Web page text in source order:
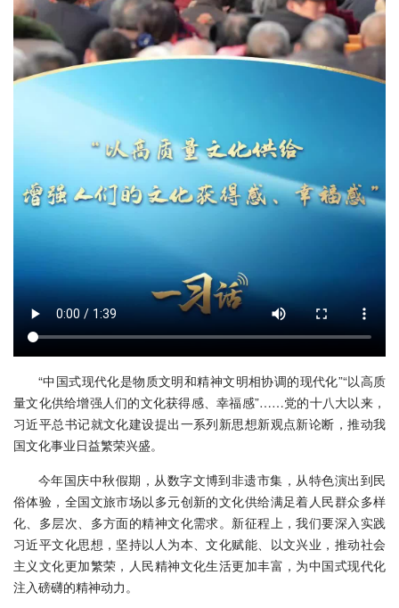
“中国式现代化是物质文明和精神文明相协调的现代化”“以高质
量文化供给增强人们的文化获得感、幸福感”……党的十八大以来，
习近平总书记就文化建设提出一系列新思想新观点新论断，推动我
国文化事业日益繁荣兴盛。
今年国庆中秋假期，从数字文博到非遗市集，从特色演出到民
俗体验，全国文旅市场以多元创新的文化供给满足着人民群众多样
化、多层次、多方面的精神文化需求。新征程上，我们要深入实践
习近平文化思想，坚持以人为本、文化赋能、以文兴业，推动社会
主义文化更加繁荣，人民精神文化生活更加丰富，为中国式现代化
注入磅礴的精神动力。